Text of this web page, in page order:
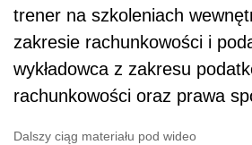
trener na szkoleniach
zakresie rachunkowości i
wykładowca z zakresu
rachunkowości oraz prawa
Dalszy ciąg materiału pod wideo